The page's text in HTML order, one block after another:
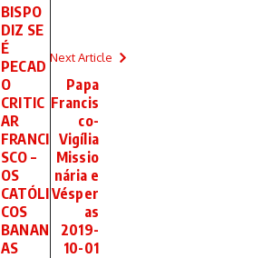
BISPO
DIZ SE
É
PECAD
O
CRITIC
AR
FRANCI
SCO –
OS
CATÓLI
COS
BANAN
AS
Next Article
Papa
Francis
co-
Vigília
Missio
nária e
Vésper
as
2019-
10-01